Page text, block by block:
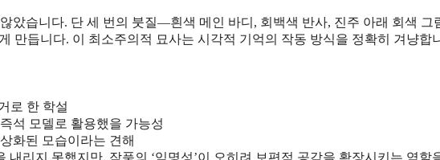
았습니다. 단 세 번의 붓질—흰색 메인 바디, 회백색 반사, 진주 아래 회색
만듭니다. 이 최소주의적 묘사는 시각적 기억의 작동 방식을 정확히 겨냥합
로 한 학설
석 모델로 활용했을 가능성
화된 모습이라는 견해
리지 못했지만, 작품의 ‘익명성’이 오히려 보편적 공감을 확장시키는 역할